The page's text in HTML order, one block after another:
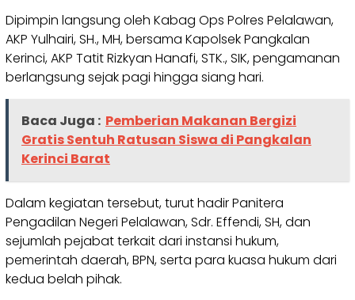
Dipimpin langsung oleh Kabag Ops Polres Pelalawan,
AKP Yulhairi, SH., MH, bersama Kapolsek Pangkalan
Kerinci, AKP Tatit Rizkyan Hanafi, STK., SIK, pengamanan
berlangsung sejak pagi hingga siang hari.
Baca Juga : Pemberian Makanan Bergizi
Gratis Sentuh Ratusan Siswa di Pangkalan
Kerinci Barat
Dalam kegiatan tersebut, turut hadir Panitera
Pengadilan Negeri Pelalawan, Sdr. Effendi, SH, dan
sejumlah pejabat terkait dari instansi hukum,
pemerintah daerah, BPN, serta para kuasa hukum dari
kedua belah pihak.